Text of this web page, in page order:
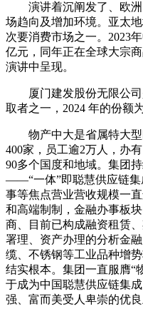
演讲着沉阐发了、欧洲
场趋向及增加环境。亚太
次要消费市场之一。2023
亿元，同年正在全球大宗
演讲中呈现。
厦门建发股份无限公司
取者之一，2024 年的份额为
物产中大是省属特大型
400家，员工逾2万人，办
90多个国度和地域。集团
——“一体”即聪慧供应链集
事等焦点营业营收规模一
和高端制制，金融办事板
商、目前已构成融资租赁
署理、资产办理的分析金
缆、不锈钢等工业品种增
结实根本。集团一直服膺“
于成为中国聪慧供应链集
强、富而美受人卑崇的优